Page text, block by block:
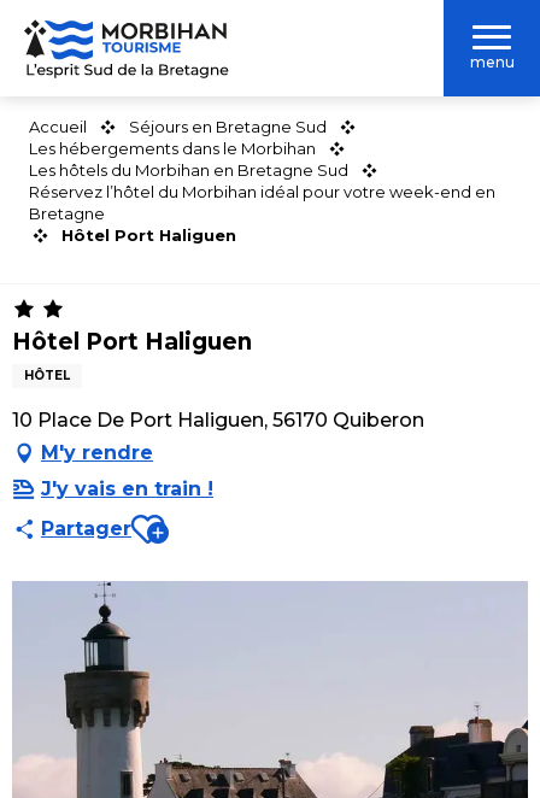
Aller
contenu
menu
Accueil
Séjours en Bretagne Sud
Les hébergements dans le Morbihan
Les hôtels du Morbihan en Bretagne Sud
Réservez l’hôtel du Morbihan idéal pour votre week-end en
Bretagne
Hôtel Port Haliguen
Hôtel Port Haliguen
HÔTEL
10 Place De Port Haliguen, 56170 Quiberon
M'y rendre
J'y vais en train !
PartagerAjouter aux favoris